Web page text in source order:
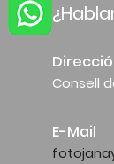
Consell
E-Mail